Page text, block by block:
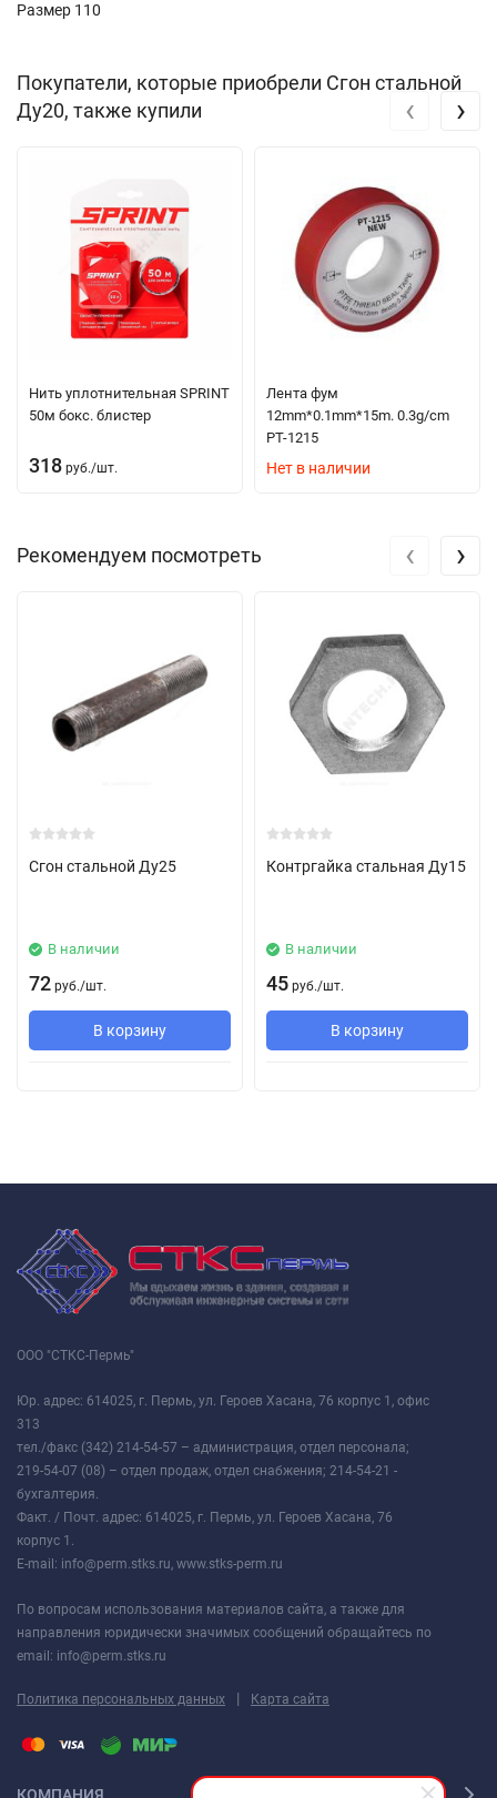
Размер 110
Покупатели, которые приобрели Сгон стальной
Ду20, также купили
Нить уплотнительная SPRINT
50м бокс. блистер
318 руб./шт.
Лента фум
12mm*0.1mm*15m. 0.3g/cm
PT-1215
Нет в наличии
‹ ›
Рекомендуем посмотреть
Сгон стальной Ду25
В наличии
72 руб./шт.
В корзину
Контргайка стальная Ду15
В наличии
45 руб./шт.
В корзину
‹ ›
ООО "СТКС-Пермь"
Юр. адрес: 614025, г. Пермь, ул. Героев Хасана, 76 корпус 1, офис
313
тел./факс (342) 214-54-57 – администрация, отдел персонала;
219-54-07 (08) – отдел продаж, отдел снабжения; 214-54-21 -
бухгалтерия.
Факт. / Почт. адрес: 614025, г. Пермь, ул. Героев Хасана, 76
корпус 1.
E-mail: info@perm.stks.ru, www.stks-perm.ru
По вопросам использования материалов сайта, а также для
направления юридически значимых сообщений обращайтесь по
email: info@perm.stks.ru
Политика персональных данных | Карта сайта
КОМПАНИЯ